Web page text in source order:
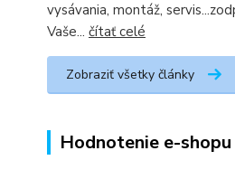
vysávania, montáž,
Vaše... čítať celé
Zobraziť všetky články
Hodnotenie e-shopu